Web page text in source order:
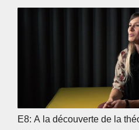
Bertrand nous en parle dans
prochain épisode de notre
année avec Bertrand ». Trois
pour parler de sa foi! Noémie
l’expérience, elle nous en
E8: A la découverte de la